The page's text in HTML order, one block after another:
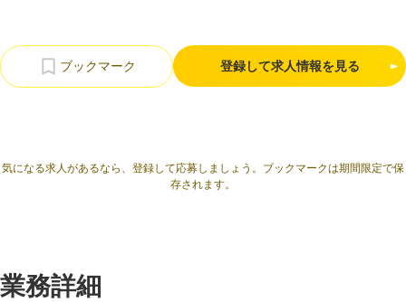
登録して求人情報を見る
気になる求人があるなら、登録して応募しましょう。ブックマークは期間限定で保
存されます。
業務詳細